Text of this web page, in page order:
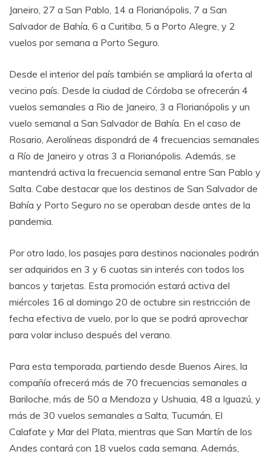
Janeiro, 27 a San Pablo, 14 a Florianópolis, 7 a San
Salvador de Bahía, 6 a Curitiba, 5 a Porto Alegre, y 2
vuelos por semana a Porto Seguro.
Desde el interior del país también se ampliará la oferta al
vecino país. Desde la ciudad de Córdoba se ofrecerán 4
vuelos semanales a Rio de Janeiro, 3 a Florianópolis y un
vuelo semanal a San Salvador de Bahía. En el caso de
Rosario, Aerolíneas dispondrá de 4 frecuencias semanales
a Río de Janeiro y otras 3 a Florianópolis. Además, se
mantendrá activa la frecuencia semanal entre San Pablo y
Salta. Cabe destacar que los destinos de San Salvador de
Bahía y Porto Seguro no se operaban desde antes de la
pandemia.
Por otro lado, los pasajes para destinos nacionales podrán
ser adquiridos en 3 y 6 cuotas sin interés con todos los
bancos y tarjetas. Esta promoción estará activa del
miércoles 16 al domingo 20 de octubre sin restricción de
fecha efectiva de vuelo, por lo que se podrá aprovechar
para volar incluso después del verano.
Para esta temporada, partiendo desde Buenos Aires, la
compañía ofrecerá más de 70 frecuencias semanales a
Bariloche, más de 50 a Mendoza y Ushuaia, 48 a Iguazú, y
más de 30 vuelos semanales a Salta, Tucumán, El
Calafate y Mar del Plata, mientras que San Martín de los
Andes contará con 18 vuelos cada semana. Además,